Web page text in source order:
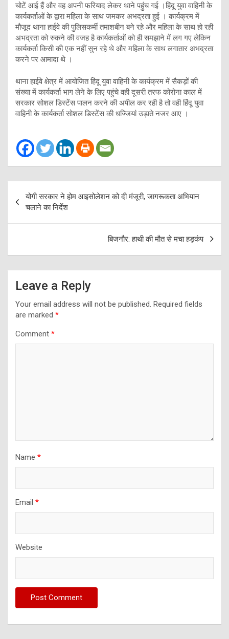
चोटें आई हैं और वह अपनी फरियाद लेकर थाने पहुंच गई ।हिंदू युवा वाहिनी के
कार्यकर्ताओं के द्वारा महिला के साथ जमकर अभद्रता हुई । कार्यक्रम में
मौजूद थाना हाईवे की पुलिसकर्मी तमाशबीन बने रहे और महिला के साथ हो रही
अभद्रता को रुकने की वजह है कार्यकर्ताओं को ही समझाने में लग गए लेकिन
कार्यकर्ता किसी की एक नहीं सुन रहे थे और महिला के साथ लगातार अभद्रता
करने पर आमादा थे ।
थाना हाईवे क्षेत्र में आयोजित हिंदू युवा वाहिनी के कार्यक्रम में सैकड़ों की
संख्या में कार्यकर्ता भाग लेने के लिए पहुंचे वही दूसरी तरफ कोरोना काल में
सरकार सोशल डिस्टेंस पालन करने की अपील कर रही है तो वही हिंदू युवा
वाहिनी के कार्यकर्ता सोशल डिस्टेंस की धज्जियां उड़ाते नजर आए ।
Post
navigation
योगी सरकार ने होम आइसोलेशन को दी मंजूरी, जागरूकता अभियान
चलाने का निर्देश
बिजनौर: हाथी की मौत से मचा हड़कंप
Leave a Reply
Your email address will not be published. Required fields
are marked *
Comment *
Name *
Email *
Website